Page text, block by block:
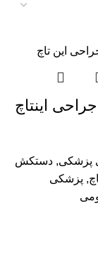
اینتاچ
پزشکی, دستکش
, پزشکی